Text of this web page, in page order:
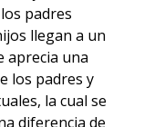
padres
llegan a un
aprecia una
los padres y
la cual se
diferencia de